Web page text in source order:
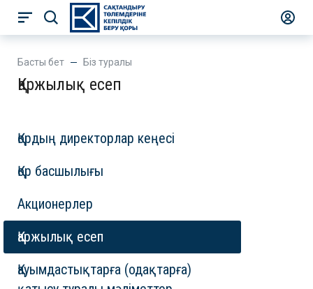
Басты бет Біз туралы
Қаржылық есеп
Қордың директорлар кеңесі
Қор басшылығы
Акционерлер
Қаржылық есеп
Қауымдастықтарға (одақтарға)